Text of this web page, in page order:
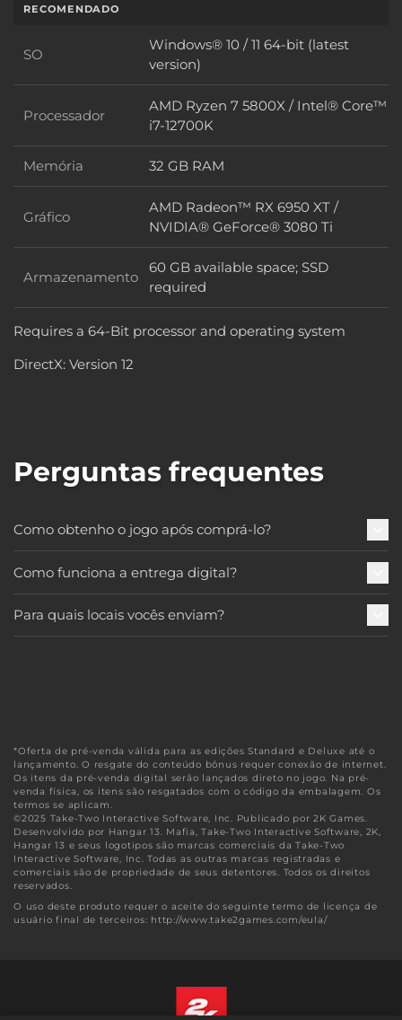
RECOMENDADO
SO SO
Windows® 10 / 11 64-bit (latest
version)
Processador Processador
AMD Ryzen 7 5800X / Intel® Core™
i7-12700K
Memória Memória
32 GB RAM
Gráfico Gráfico
AMD Radeon™ RX 6950 XT /
NVIDIA® GeForce® 3080 Ti
Armazenamento Armazenamento
60 GB available space; SSD
required
Requires a 64-Bit processor and operating system
DirectX: Version 12
Perguntas frequentes
Como obtenho o jogo após comprá-lo?
Como funciona a entrega digital?
Para quais locais vocês enviam?
*Oferta de pré-venda válida para as edições Standard e Deluxe até o
lançamento. O resgate do conteúdo bônus requer conexão de internet.
Os itens da pré-venda digital serão lançados direto no jogo. Na pré-
venda física, os itens são resgatados com o código da embalagem. Os
termos se aplicam.
©2025 Take-Two Interactive Software, Inc. Publicado por 2K Games.
Desenvolvido por Hangar 13. Mafia, Take-Two Interactive Software, 2K,
Hangar 13 e seus logotipos são marcas comerciais da Take-Two
Interactive Software, Inc. Todas as outras marcas registradas e
comerciais são de propriedade de seus detentores. Todos os direitos
reservados.
O uso deste produto requer o aceite do seguinte termo de licença de
usuário final de terceiros: http://www.take2games.com/eula/